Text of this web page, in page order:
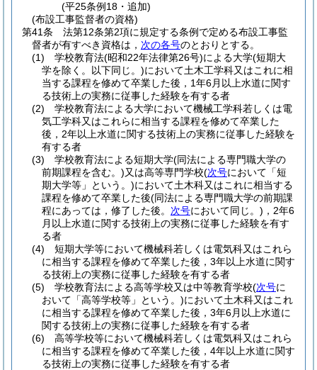
(平25条例18・追加)
(布設工事監督者の資格)
第41条
法第12条第2項に規定する条例で定める布設工事監
督者が有すべき資格は， 次の各号のとおりとする。
(1)
学校教育法(昭和22年法律第26号)による大学(短期大
学を除く。以下同じ。)において土木工学科又はこれに相
当する課程を修めて卒業した後，1年6月以上水道に関す
る技術上の実務に従事した経験を有する者
(2)
学校教育法による大学において機械工学科若しくは電
気工学科又はこれらに相当する課程を修めて卒業した
後，2年以上水道に関する技術上の実務に従事した経験を
有する者
(3)
学校教育法による短期大学(同法による専門職大学の
前期課程を含む。)又は高等専門学校(次号において「短
期大学等」という。)において土木科又はこれに相当する
課程を修めて卒業した後(同法による専門職大学の前期課
程にあっては，修了した後。 次号において同じ。) ，2年6
月以上水道に関する技術上の実務に従事した経験を有す
る者
(4)
短期大学等において機械科若しくは電気科又はこれら
に相当する課程を修めて卒業した後，3年以上水道に関す
る技術上の実務に従事した経験を有する者
(5)
学校教育法による高等学校又は中等教育学校(次号に
おいて「高等学校等」という。)において土木科又はこれ
に相当する課程を修めて卒業した後，3年6月以上水道に
関する技術上の実務に従事した経験を有する者
(6)
高等学校等において機械科若しくは電気科又はこれら
に相当する課程を修めて卒業した後，4年以上水道に関す
る技術上の実務に従事した経験を有する者